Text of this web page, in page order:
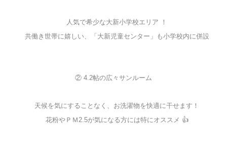
人気で希少な大新小学校エリア ！
共働き世帯に嬉しい、「大新児童センター」も小学校内に併設
② 4.2帖の広々サンルーム
天候を気にすることなく、お洗濯物を快適に干せます！
花粉やＰＭ2.5が気になる方には特にオススメ 👍